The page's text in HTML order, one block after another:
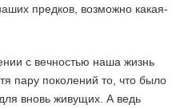
предков, возможно какая-
с вечностью наша жизнь
пару поколений то, что было
вновь живущих. А ведь